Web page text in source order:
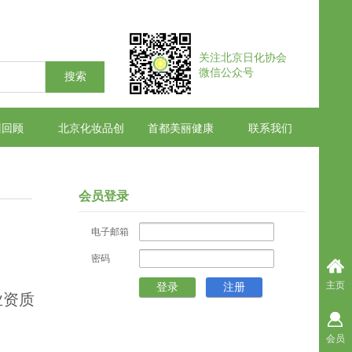
​​​​​​​关注北京日化协会
微信​公众号
搜索
顾 北京化妆品创新试点首都美丽健康产业 联系我们
电子邮箱
密码
登录 注册
会员登录
质
主页
会员